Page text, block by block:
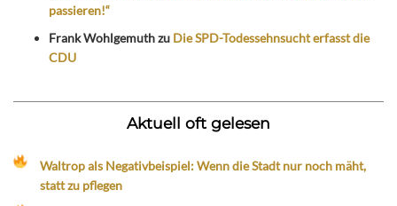
passieren!“
Frank Wohlgemuthzu Die SPD-Todessehnsucht erfasst die
CDU
Aktuell oft gelesen
Waltrop als Negativbeispiel: Wenn die Stadt nur noch mäht,
statt zu pflegen